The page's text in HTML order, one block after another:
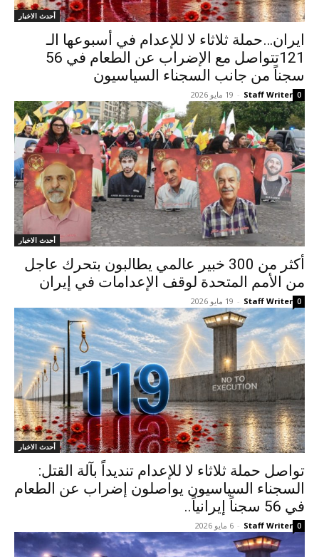
أحدث الاخبار
ایران…حملة ثلاثاء لا للإعدام في أسبوعها الـ
121تتواصل مع الإضراب عن الطعام في 56
سجناً من جانب السجناء السياسيون
Staff Writer
- 19 مايو 2026 0
أحدث الاخبار
أكثر من 300 خبير عالمي يطالبون بتحرك عاجل
من الأمم المتحدة لوقف الإعدامات في إيران
Staff Writer
- 19 مايو 2026 0
أحدث الاخبار
تواصل حملة ثلاثاء لا للإعدام تنديداً بآلة القتل:
السجناء السياسيون يواصلون إضراب عن الطعام
في 56 سجناً إيرانياً..
Staff Writer
- 6 مايو 2026 0